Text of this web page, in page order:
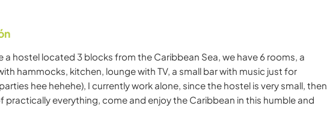
a hostel located 3 blocks from the Caribbean Sea, we have 6 rooms, a
hammocks, kitchen, lounge with TV, a small bar with music just for
hee hehehe), I currently work alone, since the hostel is very small, then
practically everything, come and enjoy the Caribbean in this humble and